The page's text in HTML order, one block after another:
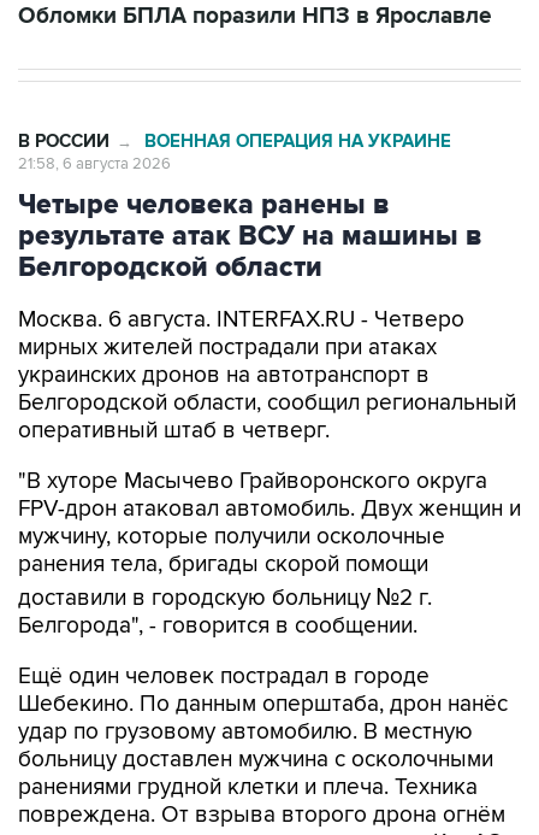
Обломки БПЛА поразили НПЗ в Ярославле
В РОССИИ → ВОЕННАЯ ОПЕРАЦИЯ НА УКРАИНЕ
21:58, 6 августа 2026
Четыре человека ранены в
результате атак ВСУ на машины в
Белгородской области
Москва. 6 августа. INTERFAX.RU - Четверо
мирных жителей пострадали при атаках
украинских дронов на автотранспорт в
Белгородской области, сообщил региональный
оперативный штаб в четверг.
"В хуторе Масычево Грайворонского округа
FPV-дрон атаковал автомобиль. Двух женщин и
мужчину, которые получили осколочные
ранения тела, бригады скорой помощи
доставили в городскую больницу №2 г.
Белгорода", - говорится в сообщении.
Ещё один человек пострадал в городе
Шебекино. По данным оперштаба, дрон нанёс
удар по грузовому автомобилю. В местную
больницу доставлен мужчина с осколочными
ранениями грудной клетки и плеча. Техника
повреждена. От взрыва второго дрона огнём